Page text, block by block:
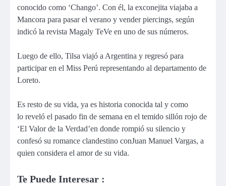
conocido como ‘Chango’. Con él, la exconejita viajaba a
Mancora para pasar el verano y vender piercings, según
indicó la revista Magaly TeVe en uno de sus números.
Luego de ello, Tilsa viajó a Argentina y regresó para
participar en el Miss Perú representando al departamento de
Loreto.
Es resto de su vida, ya es historia conocida tal y como
lo reveló el pasado fin de semana en el temido sillón rojo de
‘El Valor de la Verdad’en donde rompió su silencio y
confesó su romance clandestino conJuan Manuel Vargas, a
quien considera el amor de su vida.
Te Puede Interesar :